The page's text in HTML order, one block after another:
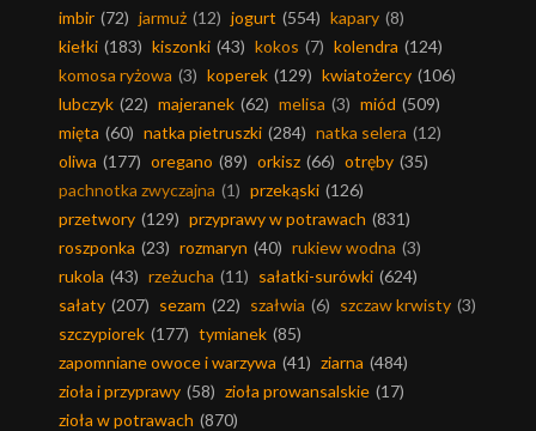
imbir (72) jarmuż (12) jogurt (554) kapary (8)
kiełki (183) kiszonki (43) kokos (7) kolendra (124)
komosa ryżowa (3) koperek (129) kwiatożercy (106)
lubczyk (22) majeranek (62) melisa (3) miód (509)
mięta (60) natka pietruszki (284) natka selera (12)
oliwa (177) oregano (89) orkisz (66) otręby (35)
pachnotka zwyczajna (1) przekąski (126)
przetwory (129) przyprawy w potrawach (831)
roszponka (23) rozmaryn (40) rukiew wodna (3)
rukola (43) rzeżucha (11) sałatki-surówki (624)
sałaty (207) sezam (22) szałwia (6) szczaw krwisty (3)
szczypiorek (177) tymianek (85)
zapomniane owoce i warzywa (41) ziarna (484)
zioła i przyprawy (58) zioła prowansalskie (17)
zioła w potrawach (870)